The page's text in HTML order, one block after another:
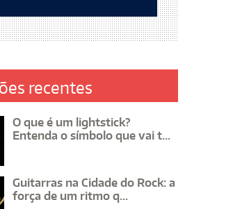
recentes
O que é um lightstick?
Entenda o símbolo que vai t...
Guitarras na Cidade do Rock: a
força de um ritmo q...